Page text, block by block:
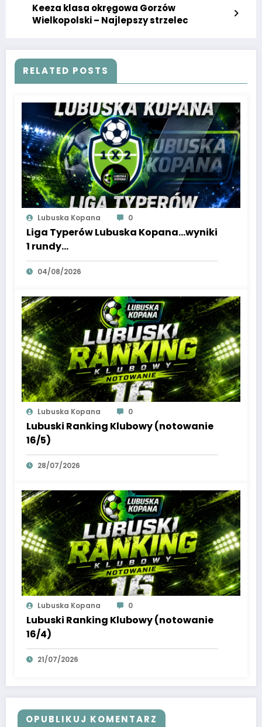
Keeza klasa okręgowa Gorzów
Wielkopolski – Najlepszy strzelec
RELATED POSTS
Lubuska Kopana 0
Liga Typerów Lubuska Kopana…wyniki
1 rundy…
04/08/2026
Lubuska Kopana 0
Lubuski Ranking Klubowy (notowanie
16/5)
28/07/2026
Lubuska Kopana 0
Lubuski Ranking Klubowy (notowanie
16/4)
21/07/2026
OPUBLIKUJ KOMENTARZ